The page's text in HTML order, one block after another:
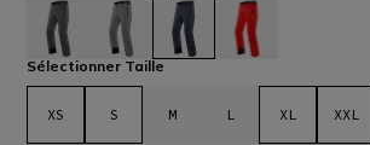
sélectionné
Sélectionner Taille
XS S M L XL XXL